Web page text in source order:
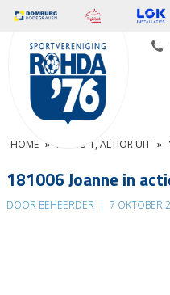
HOME » MO 13-1, ALTIOR UIT »
181006 Joanne in
DOOR BEHEERDER | 7 OKTOBER